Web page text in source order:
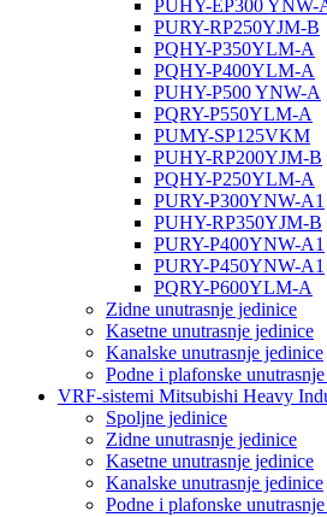
PUHY-EP300 YNW-
PURY-RP250YJM-B
PQHY-P350YLM-A
PQHY-P400YLM-A
PUHY-P500 YNW-A
PQRY-P550YLM-A
PUMY-SP125VKM
PUHY-RP200YJM-B
PQHY-P250YLM-A
PURY-P300YNW-A1
PUHY-RP350YJM-B
PURY-P400YNW-A1
PURY-P450YNW-A1
PQRY-P600YLM-A
Zidne unutrasnje jedinice
Kasetne unutrasnje jedinice
Kanalske unutrasnje jedinice
Podne i plafonske
VRF-sistemi Mitsubishi Heavy
Spoljne jedinice
Zidne unutrasnje jedinice
Kasetne unutrasnje jedinice
Kanalske unutrasnje jedinice
Podne i plafonske